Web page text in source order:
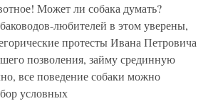
Может ли собака думать?
любителей в этом уверены,
протесты Ивана Петровича
позволения, займу срединную
все поведение собаки можно
условных